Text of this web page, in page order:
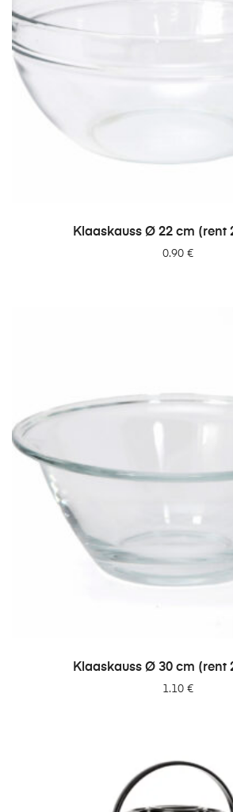
LISA PÄRINGUSSE
Klaaskauss Ø 22 cm (rent
0.90 €
LISA PÄRINGUSSE
Klaaskauss Ø 30 cm (rent
1.10 €